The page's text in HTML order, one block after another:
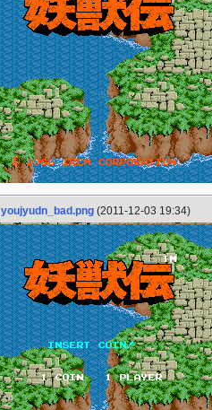
youjyudn_bad.png (2011-12-03 19:34)